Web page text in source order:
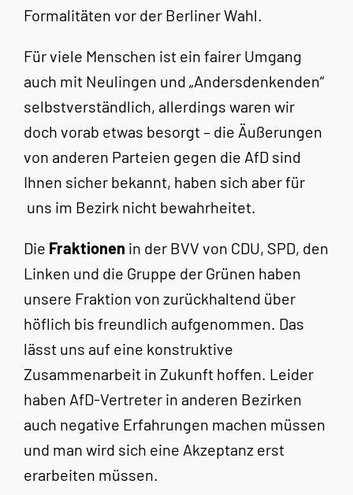
Formalitäten vor der Berliner Wahl.
Für viele Menschen ist ein fairer Umgang
auch mit Neulingen und „Andersdenkenden“
selbstverständlich, allerdings waren wir
doch vorab etwas besorgt – die Äußerungen
von anderen Parteien gegen die AfD sind
Ihnen sicher bekannt, haben sich aber für
uns im Bezirk nicht bewahrheitet.
Die Fraktionen in der BVV von CDU, SPD, den
Linken und die Gruppe der Grünen haben
unsere Fraktion von zurückhaltend über
höflich bis freundlich aufgenommen. Das
lässt uns auf eine konstruktive
Zusammenarbeit in Zukunft hoffen. Leider
haben AfD-Vertreter in anderen Bezirken
auch negative Erfahrungen machen müssen
und man wird sich eine Akzeptanz erst
erarbeiten müssen.